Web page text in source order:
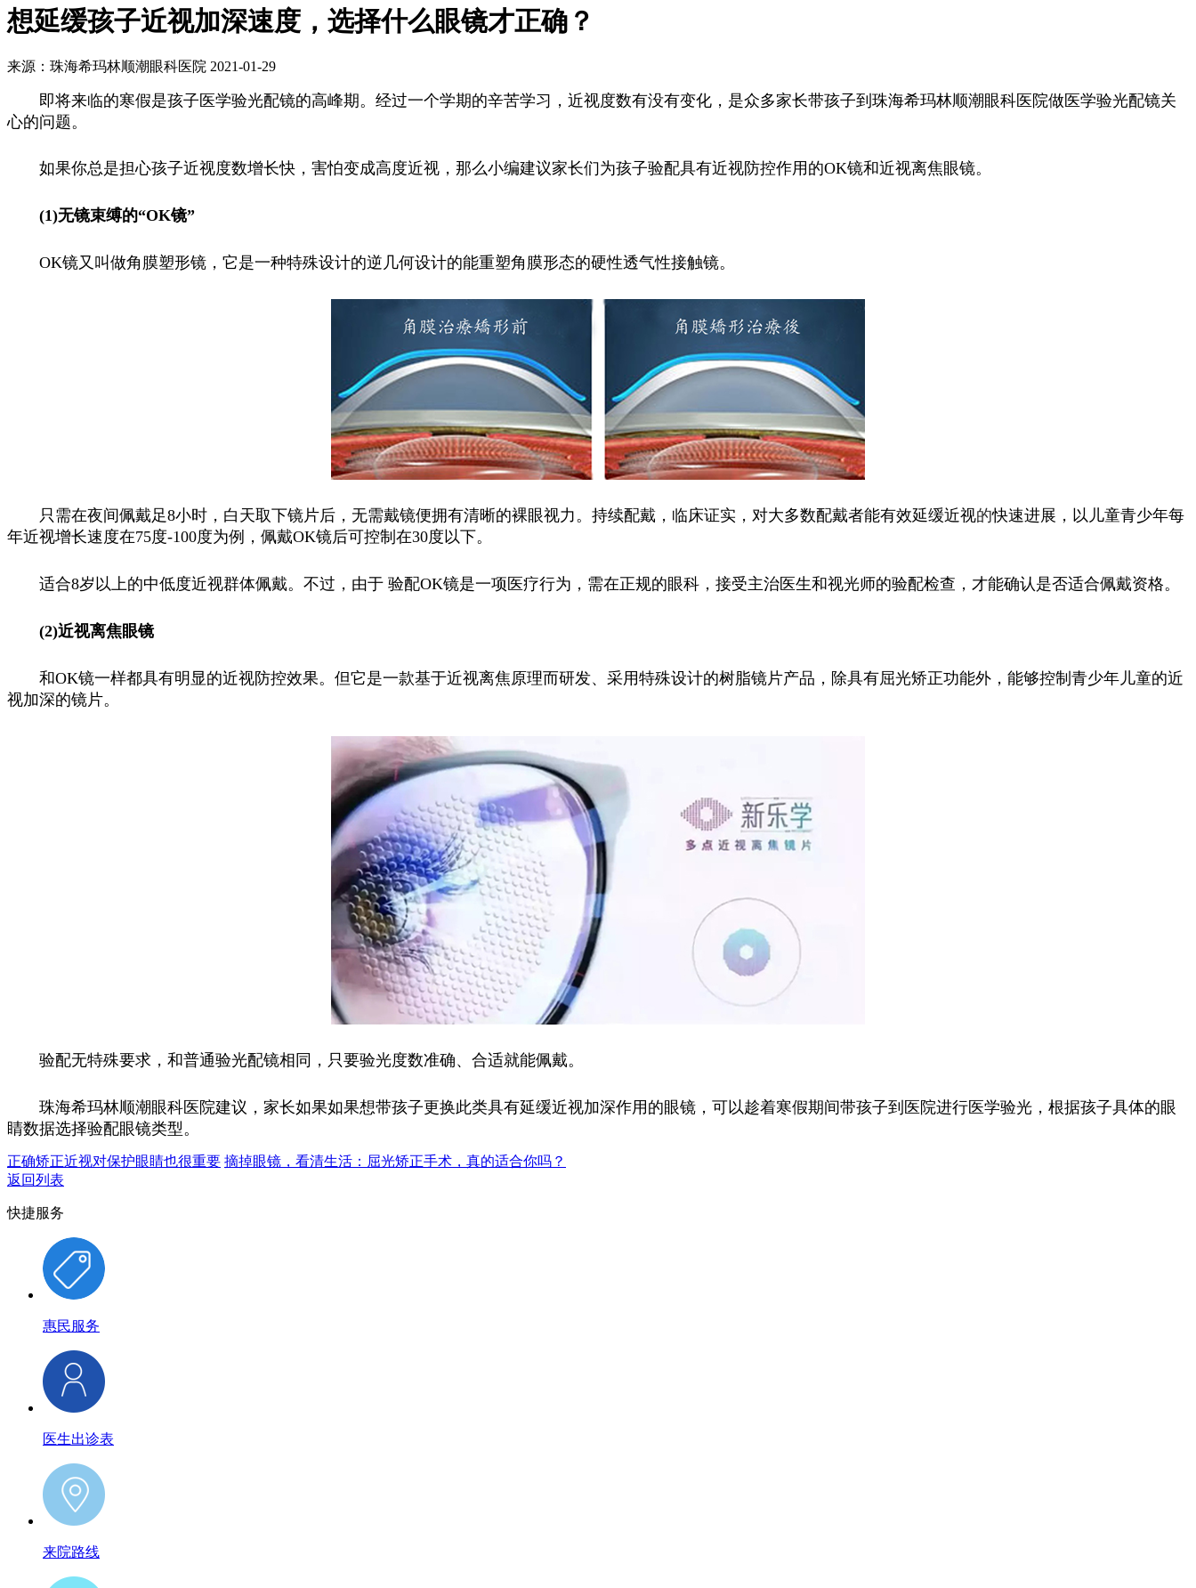
想延缓孩子近视加深速度，选择什么眼镜才正确？
来源：珠海希玛林顺潮眼科医院 2021-01-29
即将来临的寒假是孩子医学验光配镜的高峰期。经过一个学期的辛苦学习，近视度数有没有变化，是众多家长带孩子到珠海希玛林顺潮眼科医院做医学验光配镜关
心的问题。
如果你总是担心孩子近视度数增长快，害怕变成高度近视，那么小编建议家长们为孩子验配具有近视防控作用的OK镜和近视离焦眼镜。
(1)无镜束缚的“OK镜”
OK镜又叫做角膜塑形镜，它是一种特殊设计的逆几何设计的能重塑角膜形态的硬性透气性接触镜。
只需在夜间佩戴足8小时，白天取下镜片后，无需戴镜便拥有清晰的裸眼视力。持续配戴，临床证实，对大多数配戴者能有效延缓近视的快速进展，以儿童青少年每
年近视增长速度在75度-100度为例，佩戴OK镜后可控制在30度以下。
适合8岁以上的中低度近视群体佩戴。不过，由于 验配OK镜是一项医疗行为，需在正规的眼科，接受主治医生和视光师的验配检查，才能确认是否适合佩戴资格。
(2)近视离焦眼镜
和OK镜一样都具有明显的近视防控效果。但它是一款基于近视离焦原理而研发、采用特殊设计的树脂镜片产品，除具有屈光矫正功能外，能够控制青少年儿童的近
视加深的镜片。
验配无特殊要求，和普通验光配镜相同，只要验光度数准确、合适就能佩戴。
珠海希玛林顺潮眼科医院建议，家长如果如果想带孩子更换此类具有延缓近视加深作用的眼镜，可以趁着寒假期间带孩子到医院进行医学验光，根据孩子具体的眼
睛数据选择验配眼镜类型。
正确矫正近视对保护眼睛也很重要 摘掉眼镜，看清生活：屈光矫正手术，真的适合你吗？
返回列表
快捷服务
惠民服务
医生出诊表
来院路线